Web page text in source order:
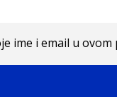
ime i email u